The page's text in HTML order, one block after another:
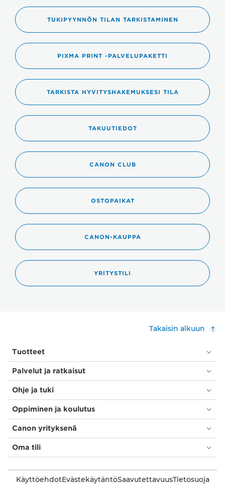
TUKIPYYNNÖN TILAN TARKISTAMINEN
PIXMA PRINT -PALVELUPAKETTI
TARKISTA HYVITYSHAKEMUKSESI TILA
TAKUUTIEDOT
CANON CLUB
OSTOPAIKAT
CANON-KAUPPA
YRITYSTILI
Takaisin alkuun
Tuotteet
Palvelut ja ratkaisut
Ohje ja tuki
Oppiminen ja koulutus
Canon yrityksenä
Oma tili
KäyttöehdotEvästekäytäntöSaavutettavuusTietosuoja